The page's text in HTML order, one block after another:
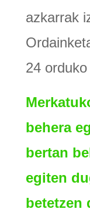
azkarrak
24
behera
bertan
egiten
betetzen